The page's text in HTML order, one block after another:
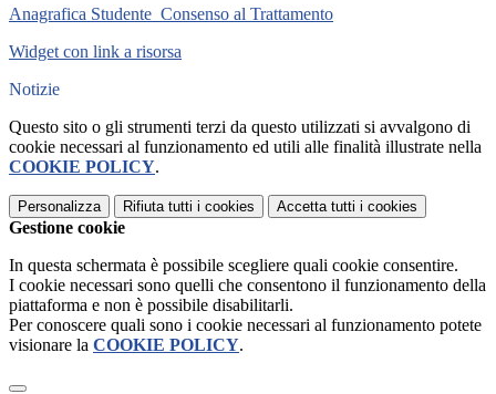
Anagrafica Studente_Consenso al Trattamento
Widget con link a risorsa
Notizie
Questo sito o gli strumenti terzi da questo utilizzati si avvalgono di
cookie necessari al funzionamento ed utili alle finalità illustrate nella
COOKIE POLICY.
Personalizza Rifiuta tutti i cookies Accetta tutti i cookies
Gestione cookie
In questa schermata è possibile scegliere quali cookie consentire.
I cookie necessari sono quelli che consentono il funzionamento della
piattaforma e non è possibile disabilitarli.
Per conoscere quali sono i cookie necessari al funzionamento potete
visionare la COOKIE POLICY.